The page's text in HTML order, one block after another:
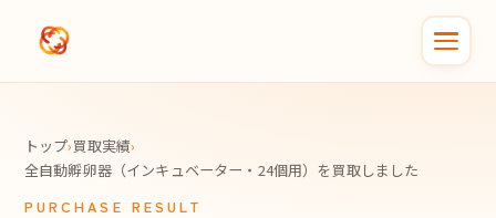
トップ›買取実績›
全自動孵卵器（インキュベーター・24個用）を買取しました
PURCHASE RESULT